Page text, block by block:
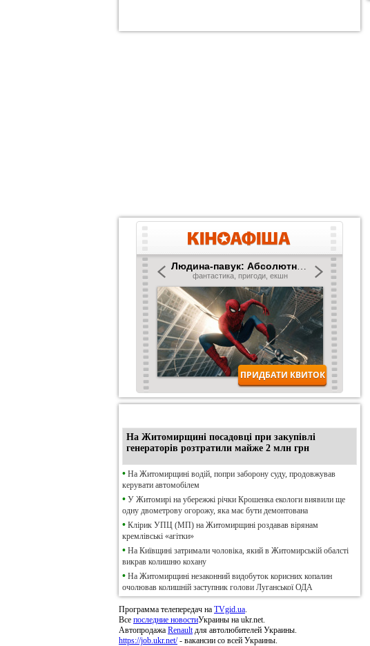
На Житомирщині посадовці при закупівлі
генераторів розтратили майже 2 млн грн
• На Житомирщині водій, попри заборону суду, продовжував
керувати автомобілем
• У Житомирі на убережжі річки Крошенка екологи виявили ще
одну двометрову огорожу, яка має бути демонтована
• Клірик УПЦ (МП) на Житомирщині роздавав вірянам
кремлівські «агітки»
• На Київщині затримали чоловіка, який в Житомирській обалсті
викрав колишню кохану
• На Житомирщині незаконний видобуток корисних копалин
очолював колишній заступник голови Луганської ОДА
Программа телепередач на TVgid.ua.
Все последние новостиУкраины на ukr.net.
Автопродажа Renaultдля автолюбителей Украины.
https://job.ukr.net/- вакансии со всей Украины.